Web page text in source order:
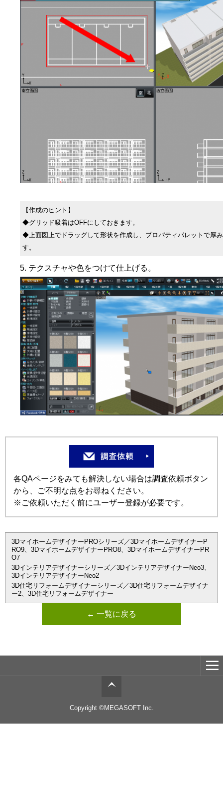
【作成のヒント】
◆グリッド吸着はOFFにしておきます。
◆上面図上でドラッグして形状を作成し、プロパティパレットで厚
す。
テクスチャや色をつけて仕上げる。
各QAページをみても解決しない場合は調査依頼ボタン
から、ご不明な点をお尋ねください。
※ご依頼いただく前にユーザー登録が必要です。
3DマイホームデザイナーPROシリーズ／3DマイホームデザイナーP
RO9、3DマイホームデザイナーPRO8、3DマイホームデザイナーPR
O7
3Dインテリアデザイナーシリーズ／3DインテリアデザイナーNeo3、
3DインテリアデザイナーNeo2
3D住宅リフォームデザイナーシリーズ／3D住宅リフォームデザイナ
ー2、3D住宅リフォームデザイナー
← 一覧に戻る
Copyright ©MEGASOFT Inc.